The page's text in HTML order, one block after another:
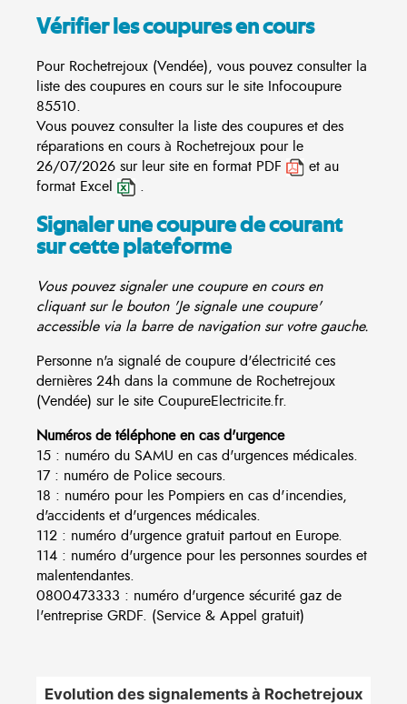
Vérifier les coupures en cours
Pour Rochetrejoux (Vendée), vous pouvez consulter la
liste des coupures en cours sur le site Infocoupure
85510.
Vous pouvez consulter la liste des coupures et des
réparations en cours à Rochetrejoux pour le
26/07/2026 sur leur site en format PDF
et au
format Excel
.
Signaler une coupure de courant
sur cette plateforme
Vous pouvez signaler une coupure en cours en
cliquant sur le bouton 'Je signale une coupure'
accessible via la barre de navigation sur votre gauche.
Personne n'a signalé de coupure d'électricité ces
dernières 24h dans la commune de Rochetrejoux
(Vendée) sur le site CoupureElectricite.fr.
Numéros de téléphone en cas d'urgence
15 : numéro du SAMU en cas d'urgences médicales.
17 : numéro de Police secours.
18 : numéro pour les Pompiers en cas d'incendies,
d'accidents et d'urgences médicales.
112 : numéro d'urgence gratuit partout en Europe.
114 : numéro d'urgence pour les personnes sourdes et
malentendantes.
0800473333 : numéro d'urgence sécurité gaz de
l'entreprise GRDF. (Service & Appel gratuit)
Evolution des signalements à Rochetrejoux